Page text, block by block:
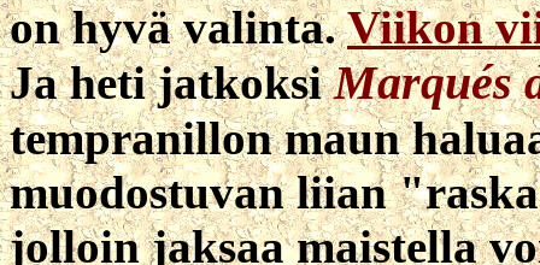
on hyvä valinta.Viikon
Ja heti jatkoksiMarqués
tempranillon maun
muodostuvan liian
jolloin jaksaa maistella